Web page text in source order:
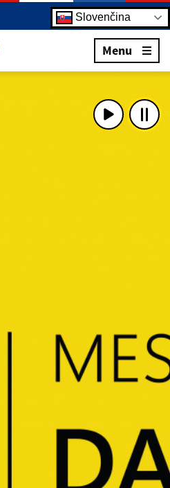
Slovenčina
Menu